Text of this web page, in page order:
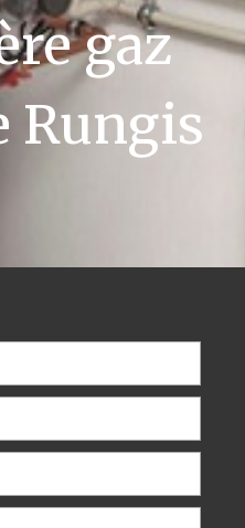
gaz
Rungis